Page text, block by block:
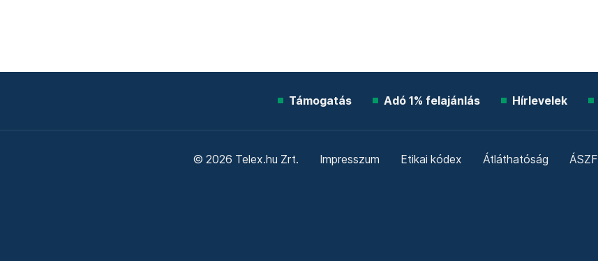
Támogatás Adó 1% felajánlás Hírlevelek
© 2026 Telex.hu Zrt. Impresszum Etikai kódex Átláthatóság ÁSZF